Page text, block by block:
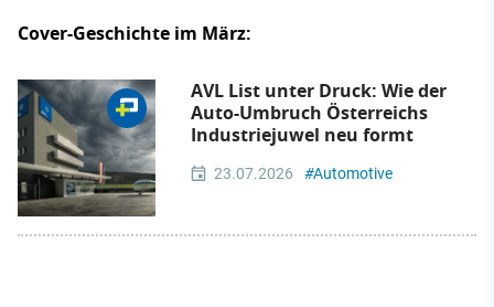
Cover-Geschichte im März:
AVL List unter Druck: Wie der
Auto-Umbruch Österreichs
Industriejuwel neu formt
23.07.2026 #Automotive